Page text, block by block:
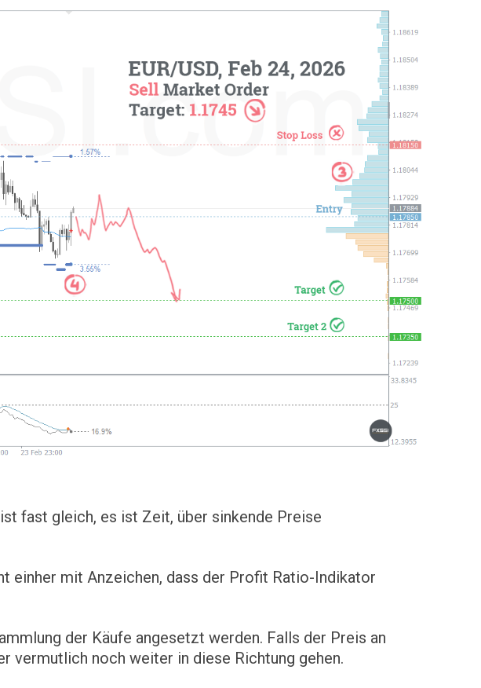
fast gleich, es ist Zeit, über sinkende Preise
einher mit Anzeichen, dass der Profit Ratio-Indikator
der Käufe angesetzt werden. Falls der Preis an
vermutlich noch weiter in diese Richtung gehen.